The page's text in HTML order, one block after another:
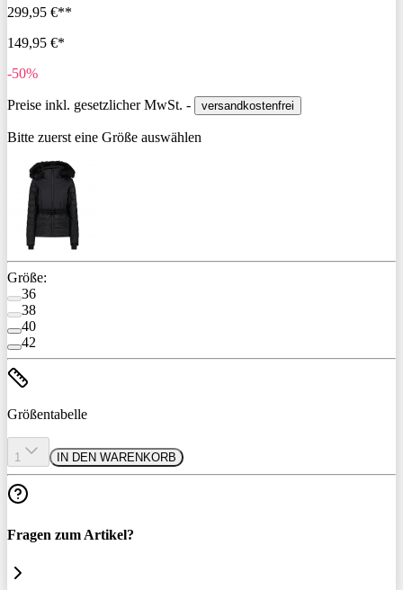
299,95 €**
149,95 €*
-50%
Preise inkl. gesetzlicher MwSt. - versandkostenfrei
Bitte zuerst eine Größe auswählen
Größe:
36
38
40
42
Größentabelle
1 IN DEN WARENKORB
Fragen zum Artikel?